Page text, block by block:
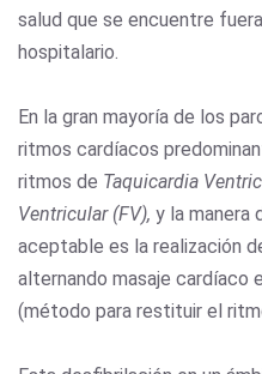
salud que se encuentre
hospitalario.
En la gran mayoría de los
ritmos cardíacos
ritmos de Taquicardia
Ventricular (FV), y la manera
aceptable es la realización
alternando masaje cardíaco
(método para restituir el